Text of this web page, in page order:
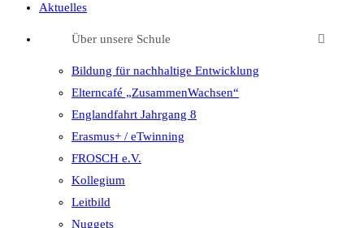
Aktuelles
Über unsere Schule
Bildung für nachhaltige Entwicklung
Elterncafé „ZusammenWachsen“
Englandfahrt Jahrgang 8
Erasmus+ / eTwinning
FROSCH e.V.
Kollegium
Leitbild
Nuggets